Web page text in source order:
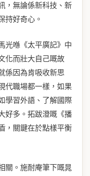
，無論係新科技、新
持好奇心。
光喺《太平廣記》中
化而壯大自己嘅故
係因為肯吸收新思
代職場都一樣，如果
學習外語、了解國際
好多。拓跋澄嘅《播
，關鍵在於點樣平衡
關。施耐庵筆下嘅晁